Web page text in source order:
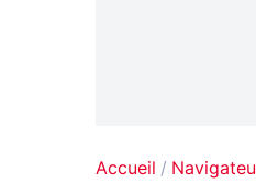
Accueil